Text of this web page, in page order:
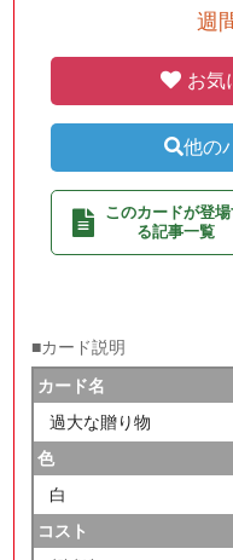
週
お気
他の
このカードが登
る記事一覧
■カード説明
カード名
過大な贈り物
色
白
コスト